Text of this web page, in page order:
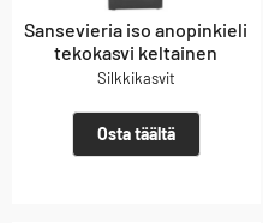
Sansevieria iso anopinkieli
tekokasvi keltainen
Silkkikasvit
Osta täältä